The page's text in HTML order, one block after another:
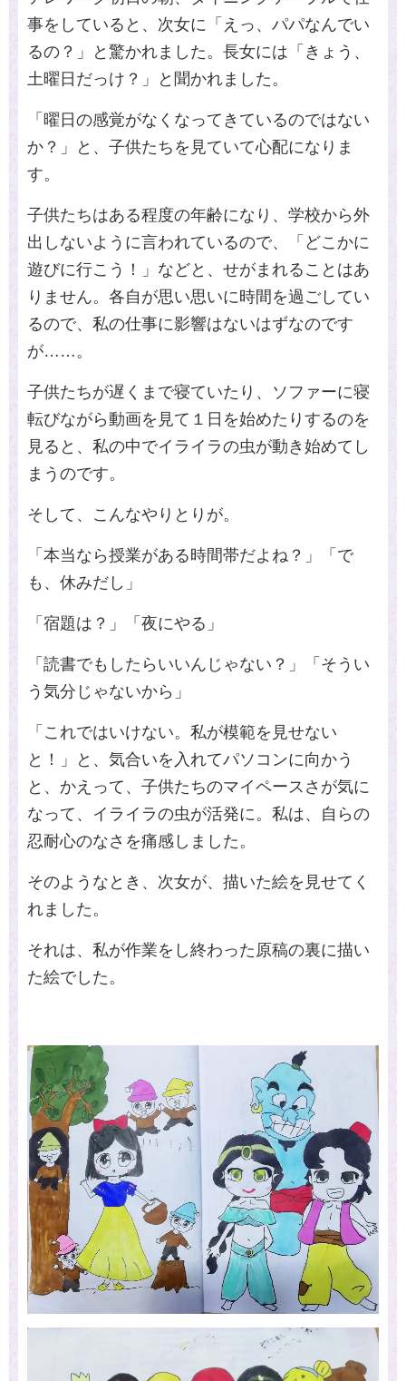
事をしていると、次女に「えっ、パパなんでい
るの？」と驚かれました。長女には「きょう、
土曜日だっけ？」と聞かれました。
「曜日の感覚がなくなってきているのではない
か？」と、子供たちを見ていて心配になりま
す。
子供たちはある程度の年齢になり、学校から外
出しないように言われているので、「どこかに
遊びに行こう！」などと、せがまれることはあ
りません。各自が思い思いに時間を過ごしてい
るので、私の仕事に影響はないはずなのです
が……。
子供たちが遅くまで寝ていたり、ソファーに寝
転びながら動画を見て１日を始めたりするのを
見ると、私の中でイライラの虫が動き始めてし
まうのです。
そして、こんなやりとりが。
「本当なら授業がある時間帯だよね？」「で
も、休みだし」
「宿題は？」「夜にやる」
「読書でもしたらいいんじゃない？」「そうい
う気分じゃないから」
「これではいけない。私が模範を見せない
と！」と、気合いを入れてパソコンに向かう
と、かえって、子供たちのマイペースさが気に
なって、イライラの虫が活発に。私は、自らの
忍耐心のなさを痛感しました。
そのようなとき、次女が、描いた絵を見せてく
れました。
それは、私が作業をし終わった原稿の裏に描い
た絵でした。